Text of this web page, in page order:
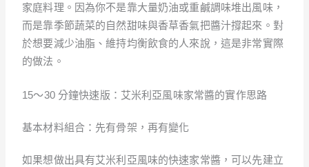
家庭料理。因為你不是靠大量奶油或重鹹調味堆出風味，
而是靠季節蔬菜的自然甜味與香草香氣把醬汁撐起來。對
於想要減少油脂、維持均衡飲食的人來說，這是非常實際
的做法。
15～30 分鐘快速版：艾米利亞風味家常醬的實作思路
基本材料組合：先有骨架，再有變化
如果想做出具有艾米利亞風味的快速家常醬，可以先建立